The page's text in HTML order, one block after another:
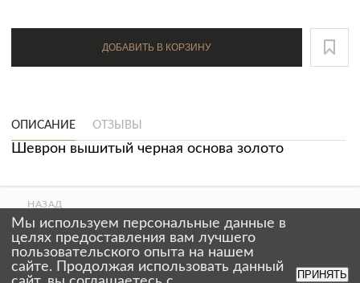
ДОБАВИТЬ В КОРЗИНУ
ОПИСАНИЕ ОТЗЫВЫ
Шеврон вышитый черная основа золото
НАЗАД
СТРАНИЦЫ
Мы используем персональные данные в
целях предоставления вам лучшего
пользовательского опыта на нашем
сайте. Продолжая использовать данный
ПРИНЯТЬ